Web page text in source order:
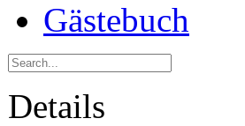
Gästebuch
Details